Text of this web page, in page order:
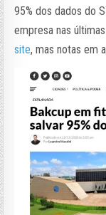
95% dos dados do
empresa nas
site, mas notas em